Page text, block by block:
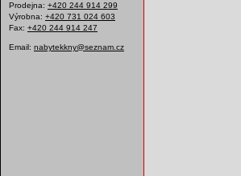
Prodejna: +420 244 914 299
Výrobna: +420 731 024 603
Fax: +420 244 914 247
Email: nabytekkny@seznam.cz